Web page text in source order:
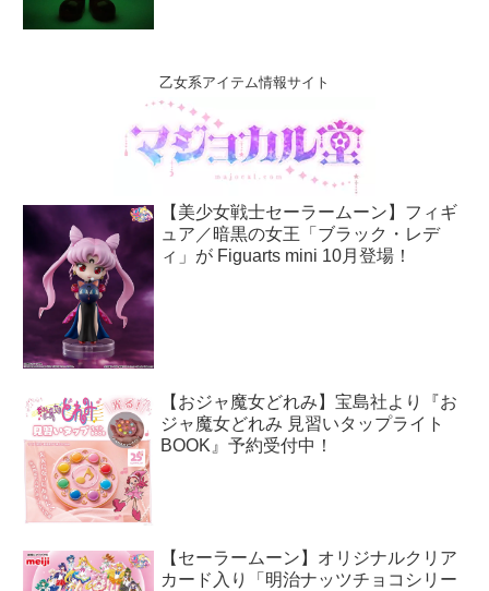
乙女系アイテム情報サイト
【美少女戦士セーラームーン】フィギ
ュア／暗黒の女王「ブラック・レデ
ィ」が Figuarts mini 10月登場！
【おジャ魔女どれみ】宝島社より『お
ジャ魔女どれみ 見習いタップライト
BOOK』予約受付中！
【セーラームーン】オリジナルクリア
カード入り「明治ナッツチョコシリー